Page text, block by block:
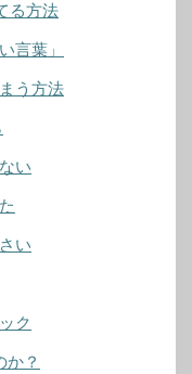
る方法
言葉」
う方法
い
い
ク
か？